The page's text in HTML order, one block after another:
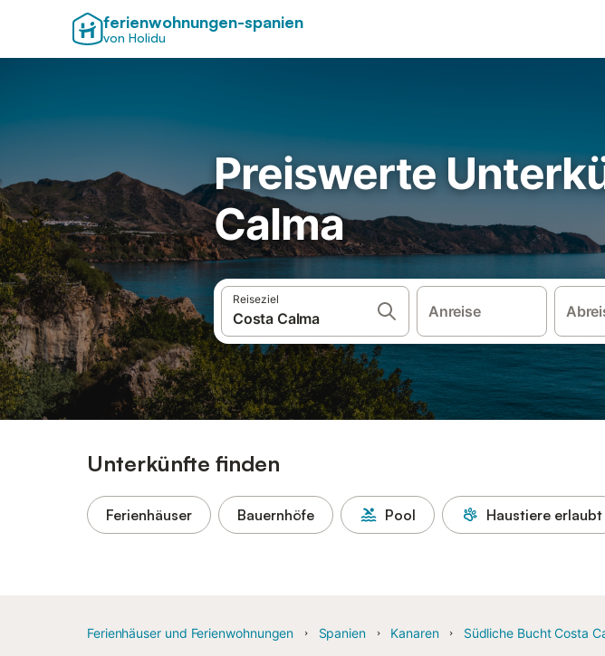
ferienwohnungen-spanien
von Holidu
Preiswerte
Calma
Reiseziel
Anreise
Unterkünfte finden
Ferienhäuser Bauernhöfe Pool Haustiere erlaubt
Ferienhäuser und Ferienwohnungen Spanien Kanaren Südliche Bucht Costa